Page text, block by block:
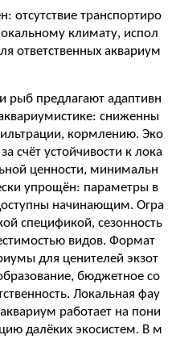
отсутствие транспортиро
климату, испол
ответственных аквариум
предлагают адаптивн
сниженны
кормлению. Эко
счёт устойчивости к лока
ценности, минимальн
упрощён: параметры в
начинающим. Огра
спецификой, сезонность
видов. Формат
для ценителей экзот
бюджетное со
Локальная фау
работает на пони
далёких экосистем. В м